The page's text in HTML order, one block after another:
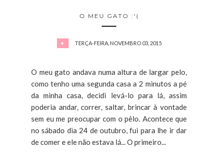
O MEU GATO :'(
♥ TERÇA-FEIRA, NOVEMBRO 03, 2015
O meu gato andava numa altura de largar pelo,
como tenho uma segunda casa a 2 minutos a pé
da minha casa, decidi levá-lo para lá, assim
poderia andar, correr, saltar, brincar à vontade
sem eu me preocupar com o pêlo. Acontece que
no sábado dia 24 de outubro, fui para lhe ir dar
de comer e ele não estava lá... O primeiro...